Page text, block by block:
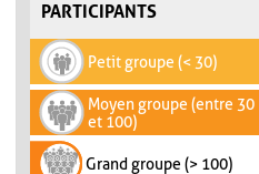
PARTICIPANTS
Petit groupe (< 30)
Moyen groupe (entre 30
et 100)
Grand groupe (> 100)